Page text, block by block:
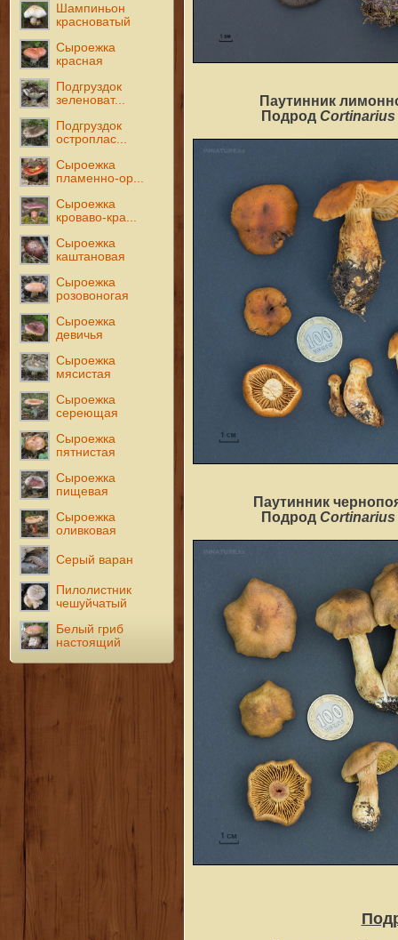
Шампиньон
красноватый
Сыроежка
красная
Подгруздок
зеленоват...
Подгруздок
остроплас...
Сыроежка
пламенно-ор...
Сыроежка
кроваво-кра...
Сыроежка
каштановая
Сыроежка
розовоногая
Сыроежка
девичья
Сыроежка
мясистая
Сыроежка
сереющая
Сыроежка
пятнистая
Сыроежка
пищевая
Сыроежка
оливковая
Серый варан
Пилолистник
чешуйчатый
Белый гриб
настоящий
Паутинник
Подрод Cortinarius
Паутинник
Подрод Cortinarius